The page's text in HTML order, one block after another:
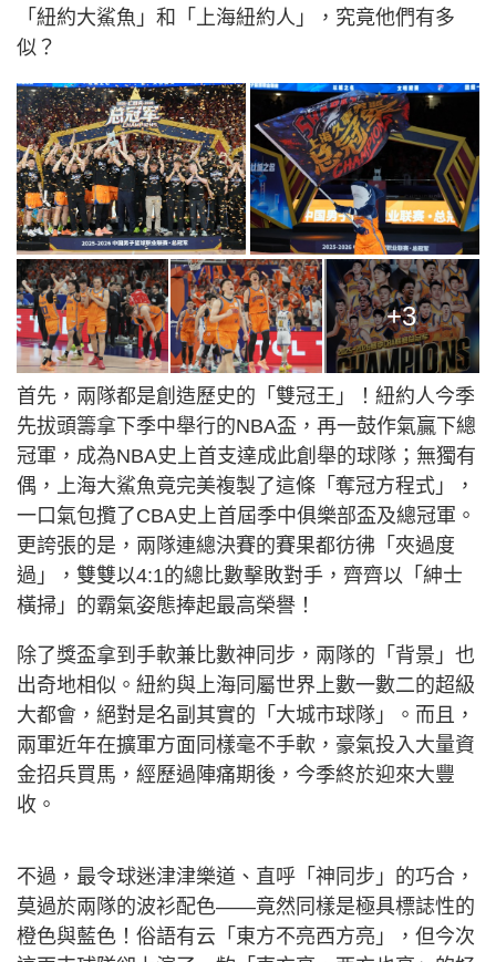
「紐約大鯊魚」和「上海紐約人」，究竟他們有多
似？
+3
首先，兩隊都是創造歷史的「雙冠王」！紐約人今季
先拔頭籌拿下季中舉行的NBA盃，再一鼓作氣贏下總
冠軍，成為NBA史上首支達成此創舉的球隊；無獨有
偶，上海大鯊魚竟完美複製了這條「奪冠方程式」，
一口氣包攬了CBA史上首屆季中俱樂部盃及總冠軍。
更誇張的是，兩隊連總決賽的賽果都彷彿「夾過度
過」，雙雙以4:1的總比數擊敗對手，齊齊以「紳士
橫掃」的霸氣姿態捧起最高榮譽！
除了獎盃拿到手軟兼比數神同步，兩隊的「背景」也
出奇地相似。紐約與上海同屬世界上數一數二的超級
大都會，絕對是名副其實的「大城市球隊」。而且，
兩軍近年在擴軍方面同樣毫不手軟，豪氣投入大量資
金招兵買馬，經歷過陣痛期後，今季終於迎來大豐
收。
不過，最令球迷津津樂道、直呼「神同步」的巧合，
莫過於兩隊的波衫配色——竟然同樣是極具標誌性的
橙色與藍色！俗語有云「東方不亮西方亮」，但今次